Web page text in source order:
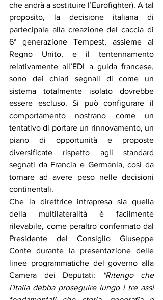
che andrà a sostituire l’Eurofighter). A tal
proposito, la decisione italiana di
partecipale alla creazione del caccia di
6° generazione Tempest, assieme al
Regno Unito, e il tentennamento
relativamente all’EDI a guida francese,
sono dei chiari segnali di come un
sistema totalmente isolato dovrebbe
essere escluso. Si può configurare il
comportamento nostrano come un
tentativo di portare un rinnovamento, un
piano di opportunità e proposte
diversificate rispetto agli standard
segnati da Francia e Germania, così da
tornare ad avere peso nelle decisioni
continentali.
Che la direttrice intrapresa sia quella
della multilateralità è facilmente
rilevabile, come peraltro confermato dal
Presidente del Consiglio Giuseppe
Conte durante la presentazione delle
linee programmatiche del governo alla
Camera dei Deputati:
"Ritengo che
l'Italia debba proseguire lungo i tre assi